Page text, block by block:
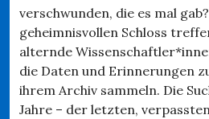
verschwunden, die es mal
geheimnisvollen Schloss
alternde
die Daten und Erinnerungen
ihrem Archiv sammeln. Die
Jahre – der letzten,